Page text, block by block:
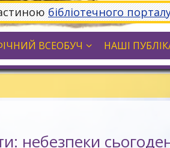
бібліотечного
ВСЕОБУЧ НАШІ
небезпеки